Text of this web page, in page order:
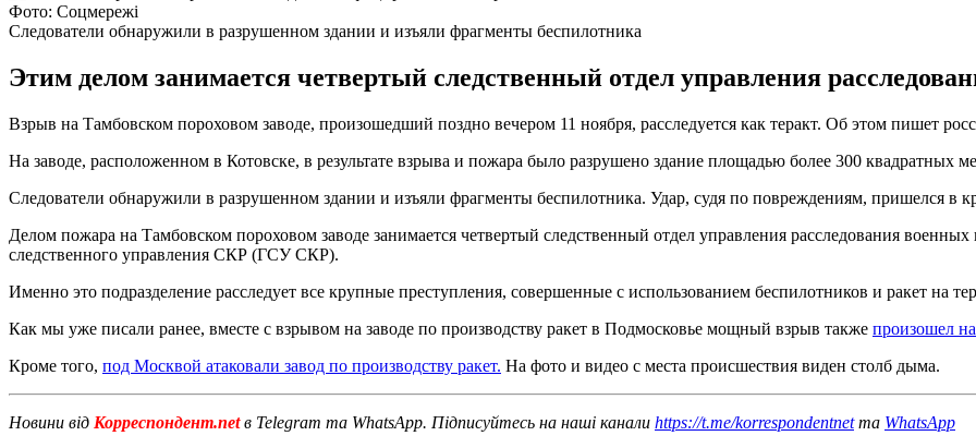
Фото: Соцмережі
Следователи обнаружили в разрушенном здании и изъяли фрагменты беспилотника
Этим делом занимается четвертый следственный отдел управления
Взрыв на Тамбовском пороховом заводе, произошедший поздно вечером 11 ноября, расследуется как теракт. Об этом пишет
На заводе, расположенном в Котовске, в результате взрыва и пожара было разрушено здание площадью более 300 квадратных
Следователи обнаружили в разрушенном здании и изъяли фрагменты беспилотника. Удар, судя по повреждениям, пришелся в
Делом пожара на Тамбовском пороховом заводе занимается четвертый следственный отдел управления расследования
следственного управления СКР (ГСУ СКР).
Именно это подразделение расследует все крупные преступления, совершенные с использованием беспилотников и ракет на
Как мы уже писали ранее, вместе с взрывом на заводе по производству ракет в Подмосковье мощный взрыв также произошел
Кроме того, под Москвой атаковали завод по производству ракет. На фото и видео с места происшествия виден столб дыма.
Новини від Корреспондент.netв Telegram та WhatsApp. Підписуйтесь на наші канали https://t.me/korrespondentnetта WhatsApp